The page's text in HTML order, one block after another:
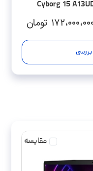
Cyborg 15
DDR5-1TB SSD-RTX3050-FHD - تومان
مقایسه